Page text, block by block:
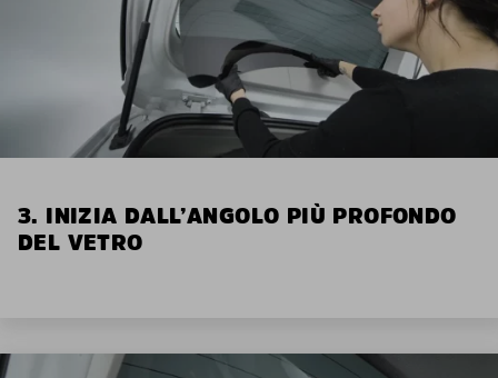
3. INIZIA DALL’ANGOLO PIÙ PROFONDO
DEL VETRO